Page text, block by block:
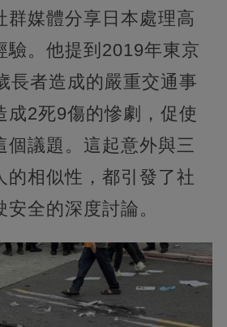
群媒體分享日本處理高
驗。他提到2019年東京
長者造成的嚴重交通事
成2死9傷的慘劇，促使
個議題。這起意外與三
的相似性，都引發了社
全的深度討論。